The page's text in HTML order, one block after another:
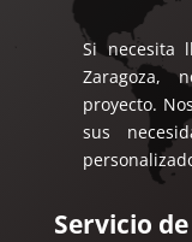
Si necesita
Zaragoza,
proyecto.
sus
Servicio